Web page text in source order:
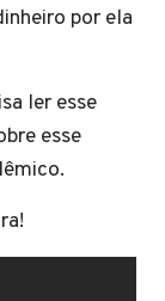
por ela
ler esse
esse